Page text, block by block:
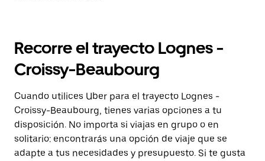
Recorre el trayecto Lognes -
Croissy-Beaubourg
Cuando utilices Uber para el trayecto Lognes -
Croissy-Beaubourg, tienes varias opciones a tu
disposición. No importa si viajas en grupo o en
solitario: encontrarás una opción de viaje que se
adapte a tus necesidades y presupuesto. Si te gusta